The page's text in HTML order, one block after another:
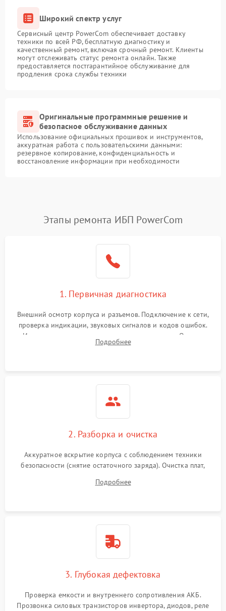
Широкий спектр услуг
Сервисный центр PowerCom обеспечивает доставку
техники по всей РФ, бесплатную диагностику и
качественный ремонт, включая срочный ремонт. Клиенты
могут отслеживать статус ремонта онлайн. Также
предоставляется постгарантийное обслуживание для
продления срока службы техники
Оригинальные программные решение и
безопасное обслуживание данных
Использование официальных прошивок и инструментов,
аккуратная работа с пользовательскими данными:
резервное копирование, конфиденциальность и
восстановление информации при необходимости
Этапы ремонта ИБП PowerCom
1. Первичная диагностика
Внешний осмотр корпуса и разъемов. Подключение к сети,
проверка индикации, звуковых сигналов и кодов ошибок.
Измерение входного и выходного напряжения. Оценка
реакции ИБП на отключение основного питания без
Подробнее
2. Разборка и очистка
Аккуратное вскрытие корпуса с соблюдением техники
безопасности (снятие остаточного заряда). Очистка плат,
и кистей для предотвращения перегрева и замыканий.
Подробнее
3. Глубокая дефектовка
Проверка емкости и внутреннего сопротивления АКБ.
Прозвонка силовых транзисторов инвертора, диодов, реле